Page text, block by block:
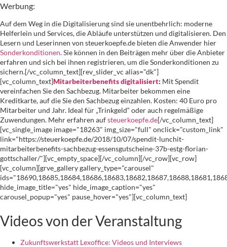
Werbung:
Auf dem Weg in die Digitalisierung sind sie unentbehrlich: moderne
Helferlein und Services, die Abläufe unterstützen und digitalisieren. Den
Lesern und Leserinnen von steuerkoepfe.de bieten die Anwender hier
Sonderkonditionen. Sie können in den Beiträgen mehr über die Anbieter
erfahren und sich bei ihnen registrieren, um die Sonderkonditionen zu
sichern.[/vc_column_text][rev_slider_vc alias="dk"]
[vc_column_text]Mitarbeiterbenefits digitalisiert: Mit Spendit
vereinfachen Sie den Sachbezug. Mitarbeiter bekommen eine
Kreditkarte, auf die Sie den Sachbezug einzahlen. Kosten: 40 Euro pro
Mitarbeiter und Jahr. Ideal für „Trinkgeld“ oder auch regelmäßige
Zuwendungen. Mehr erfahren aufsteuerkoepfe.de[/vc_column_text]
[vc_single_image image="18263" img_size="full" onclick="custom_link"
link="https://steuerkoepfe.de/2018/10/07/spendit-lunchit-
mitarbeiterbenefits-sachbezug-essensgutscheine-37b-estg-florian-
gottschaller/"][vc_empty_space][/vc_column][/vc_row][vc_row]
[vc_column][grve_gallery gallery_type="carousel"
hide_image_title="yes" hide_image_caption="yes"
carousel_popup="yes" pause_hover="yes"][vc_column_text]
Videos von der Veranstaltung
Zukunftswerkstatt Lexoffice: Videos und Interviews